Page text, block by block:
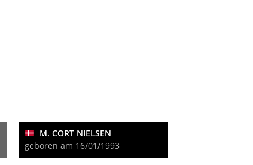
M. CORT NIELSEN
geboren am 16/01/1993